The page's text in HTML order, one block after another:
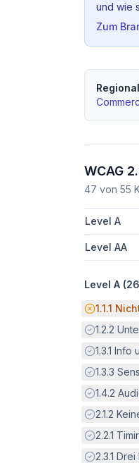
und wie
Zum
WCAG
47 von 55
Level A
Level AA
Level A (26
1.1.1
Erfüllt:
1.2.2
Erfüllt:
1.3.1 Info
Erfüllt:
1.3.3
Erfüllt:
1.4.2
Erfüllt:
2.1.2
Erfüllt:
2.2.1
Erfüllt:
2.3.1 Drei